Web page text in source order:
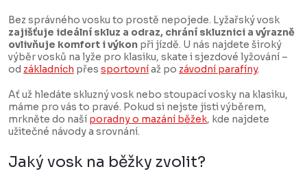
k
y
v
p
i
s
u
á
n
í
Bez správného vosku to prostě nepojede. Lyžařský vosk
zajišťuje ideální skluz a odraz, chrání skluznici a výrazně
ovlivňuje komfort i výkon při jízdě. U nás najdete široký
výběr vosků na lyže pro klasiku, skate i sjezdové lyžování –
od základních přes sportovníaž po závodní parafíny.
Ať už hledáte skluzný vosk nebo stoupací vosky na klasiku,
máme pro vás to pravé. Pokud si nejste jisti výběrem,
mrkněte do naší poradny o mazání běžek, kde najdete
užitečné návody a srovnání.
Jaký vosk na běžky zvolit?